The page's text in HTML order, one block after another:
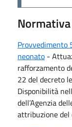
Provvedimento
neonato -
rafforzamento
22 del decreto
Disponibilità
dell’Agenzia
attribuzione del